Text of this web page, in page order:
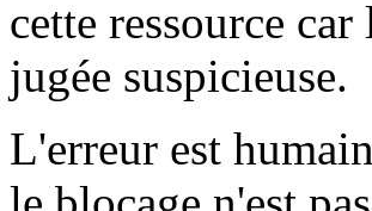
cette ressource
jugée suspicieuse.
L'erreur est